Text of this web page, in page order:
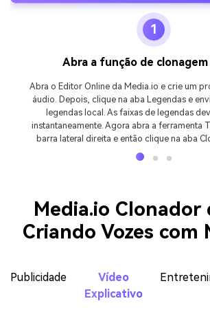
1
Abra a função de clonagem
Abra o Editor Online da Media.io e crie um
áudio. Depois, clique na aba Legendas e
legendas local. As faixas de legendas
instantaneamente. Agora abra a ferramenta
barra lateral direita e então clique na aba
Media.io Clonador
Criando Vozes com
Publicidade
Vídeo
Explicativo